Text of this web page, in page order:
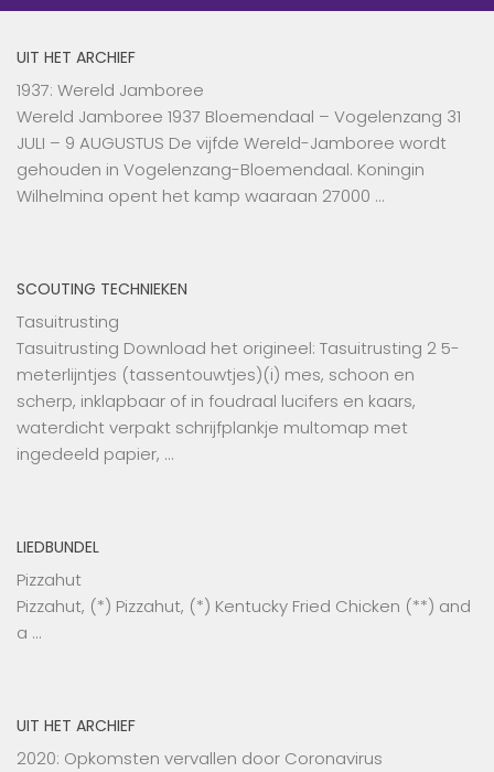
UIT HET ARCHIEF
1937: Wereld Jamboree
Wereld Jamboree 1937 Bloemendaal – Vogelenzang 31
JULI – 9 AUGUSTUS De vijfde Wereld-Jamboree wordt
gehouden in Vogelenzang-Bloemendaal. Koningin
Wilhelmina opent het kamp waaraan 27000 …
SCOUTING TECHNIEKEN
Tasuitrusting
Tasuitrusting Download het origineel: Tasuitrusting 2 5-
meterlijntjes (tassentouwtjes)(i) mes, schoon en
scherp, inklapbaar of in foudraal lucifers en kaars,
waterdicht verpakt schrijfplankje multomap met
ingedeeld papier, …
LIEDBUNDEL
Pizzahut
Pizzahut, (*) Pizzahut, (*) Kentucky Fried Chicken (**) and
a …
UIT HET ARCHIEF
2020: Opkomsten vervallen door Coronavirus